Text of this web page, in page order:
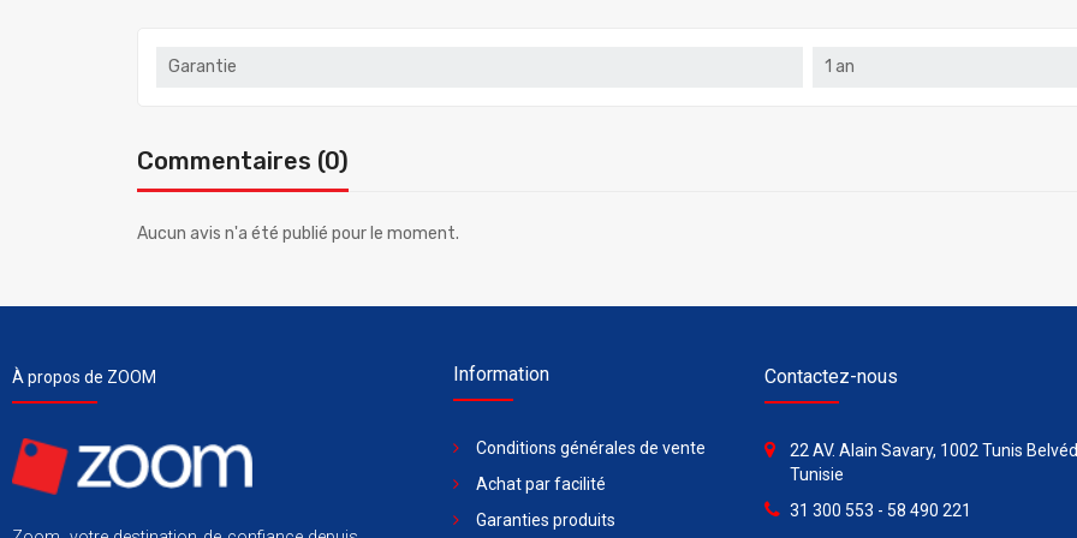
Garantie 1 an
Commentaires (0)
Aucun avis n'a été publié pour le moment.
À propos de ZOOM Information
Conditions générales de vente
Achat par facilité
Garanties produits
Contactez-nous
22 AV. Alain Savary, 1002 Tunis
Tunisie
31 300 553 - 58 490 221